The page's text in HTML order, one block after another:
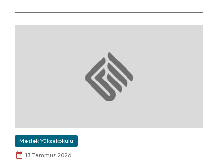
Meslek Yüksekokulu
13 Temmuz 2026